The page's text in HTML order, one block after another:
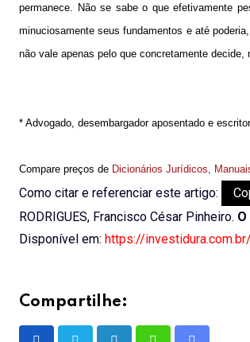
permanece. Não se sabe o que efetivamente
minuciosamente seus fundamentos e até
não vale apenas pelo que concretamente
* Advogado, desembargador aposentado e
Compare preços de Dicionários Jurídicos
Como citar e referenciar este artigo:
RODRIGUES, Francisco César Pinheiro.
Disponível em: https://
Compartilhe: